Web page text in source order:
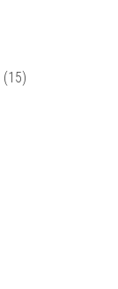
(15)